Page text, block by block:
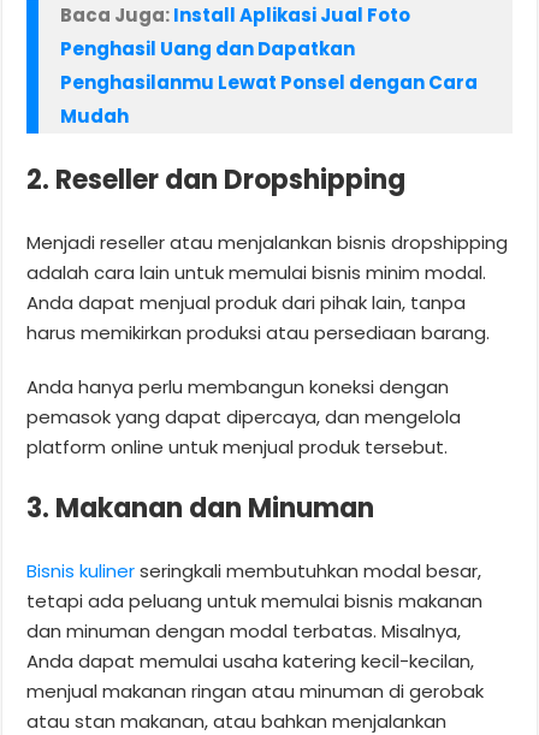
Baca Juga:Install Aplikasi Jual Foto
Penghasil Uang dan Dapatkan
Penghasilanmu Lewat Ponsel dengan Cara
Mudah
2. Reseller dan Dropshipping
Menjadi reseller atau menjalankan bisnis dropshipping
adalah cara lain untuk memulai bisnis minim modal.
Anda dapat menjual produk dari pihak lain, tanpa
harus memikirkan produksi atau persediaan barang.
Anda hanya perlu membangun koneksi dengan
pemasok yang dapat dipercaya, dan mengelola
platform online untuk menjual produk tersebut.
3. Makanan dan Minuman
Bisnis kulinerseringkali membutuhkan modal besar,
tetapi ada peluang untuk memulai bisnis makanan
dan minuman dengan modal terbatas. Misalnya,
Anda dapat memulai usaha katering kecil-kecilan,
menjual makanan ringan atau minuman di gerobak
atau stan makanan, atau bahkan menjalankan